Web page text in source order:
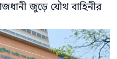
জুড়ে যৌথ বাহিনীর